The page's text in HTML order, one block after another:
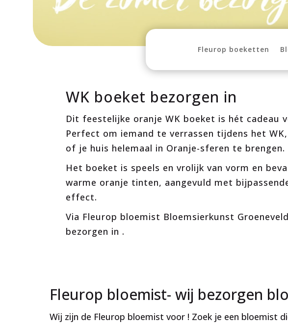
Fleurop boeketten
WK boeket bezorgen in
Dit feestelijke oranje WK boeket is hét cadeau
Perfect om iemand te verrassen tijdens het
of je huis helemaal in Oranje-sferen te brengen.
Het boeket is speels en vrolijk van vorm en
warme oranje tinten, aangevuld met
effect.
Via Fleurop bloemist Bloemsierkunst
bezorgen in .
Fleurop bloemist- wij bezorgen
Wij zijn de Fleurop bloemist voor ! Zoek je een bloemist